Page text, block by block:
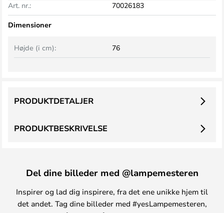
Art. nr.:
70026183
Dimensioner
Højde (i cm): 76
PRODUKTBESKRIVELSE
PRODUKTDETALJER
Del dine billeder med @lampemesteren
Inspirer og lad dig inspirere, fra det ene unikke hjem til
det andet. Tag dine billeder med #yesLampemesteren,